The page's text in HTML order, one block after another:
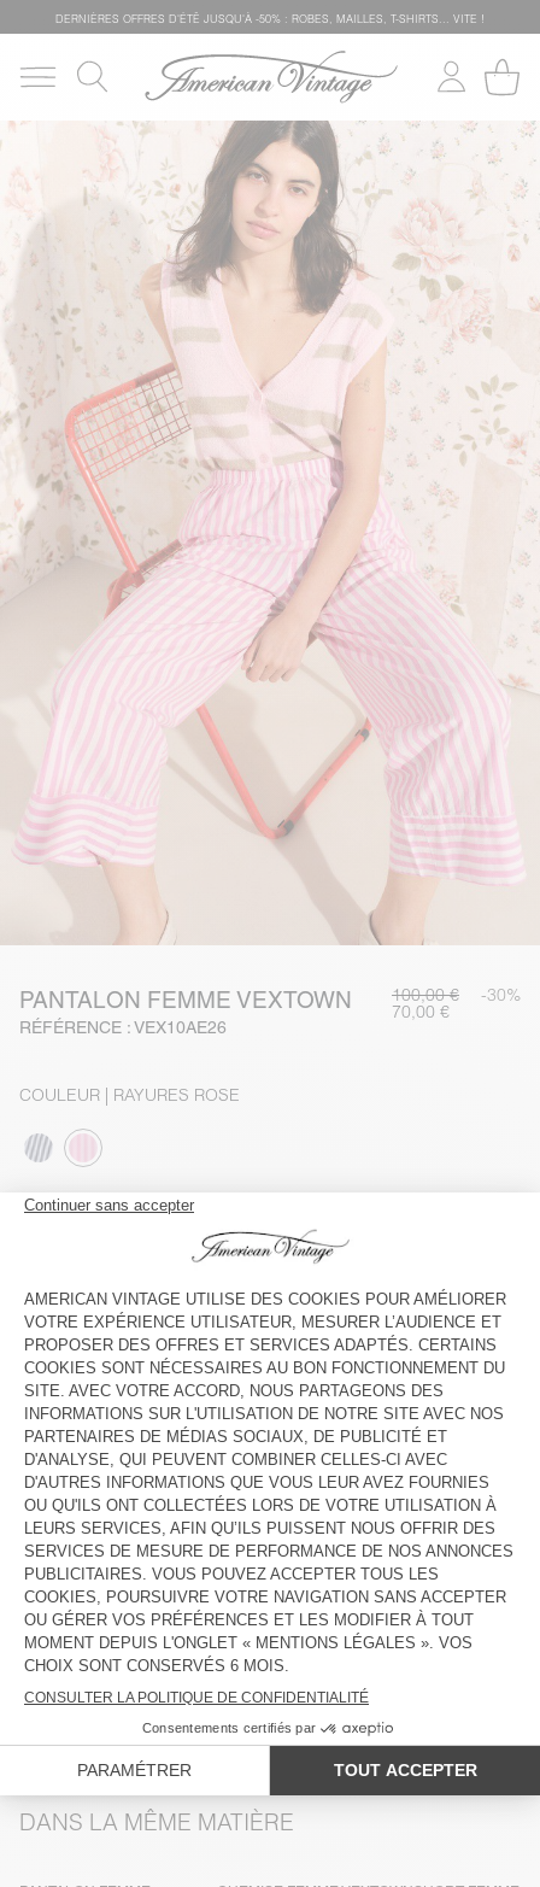
DERNIÈRES OFFRES D'ÉTÊ JUSQU'À -50% : ROBES, MAILLES, T-SHIRTS... VITE !
PANTALON FEMME VEXTOWN
RÉFÉRENCE : VEX10AE26
100,00 € -30%
70,00 €
COULEUR | RAYURES ROSE
GUIDE DES TAILLES
Livraison estiméeentre le mercredi 12 août et le vendredi 14
août
AJOUTER AU PANIER
VOIR LA DISPONIBILITE EN MAGASIN
DESCRIPTION
TAILLE ET COUPE
COMPOSITION
ENTRETIEN
LIVRAISON ET RETOURS
DANS LA MÊME MATIÈRE